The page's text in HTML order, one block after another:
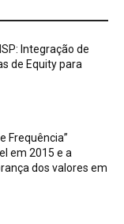
Integração de
de Equity para
Frequência”
em 2015 e a
dos valores em